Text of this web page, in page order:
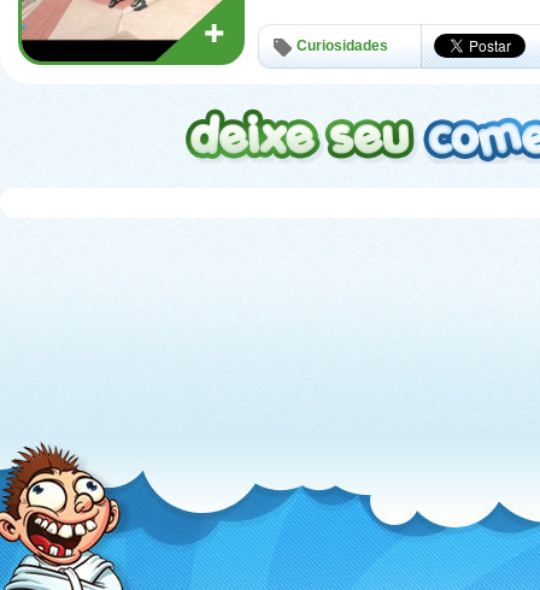
Curiosidades